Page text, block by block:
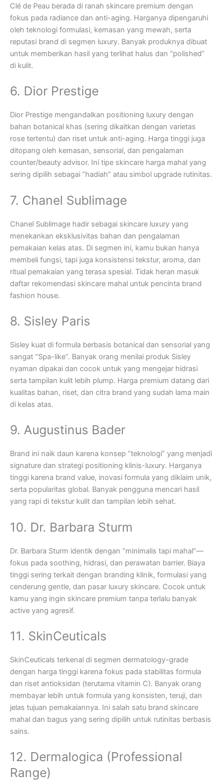
Clé de Peau berada di ranah skincare premium dengan
fokus pada radiance dan anti-aging. Harganya dipengaruhi
oleh teknologi formulasi, kemasan yang mewah, serta
reputasi brand di segmen luxury. Banyak produknya dibuat
untuk memberikan hasil yang terlihat halus dan “polished”
di kulit.
6. Dior Prestige
Dior Prestige mengandalkan positioning luxury dengan
bahan botanical khas (sering dikaitkan dengan varietas
rose tertentu) dan riset untuk anti-aging. Harga tinggi juga
ditopang oleh kemasan, sensorial, dan pengalaman
counter/beauty advisor. Ini tipe skincare harga mahal yang
sering dipilih sebagai “hadiah” atau simbol upgrade rutinitas.
7. Chanel Sublimage
Chanel Sublimage hadir sebagai skincare luxury yang
menekankan eksklusivitas bahan dan pengalaman
pemakaian kelas atas. Di segmen ini, kamu bukan hanya
membeli fungsi, tapi juga konsistensi tekstur, aroma, dan
ritual pemakaian yang terasa spesial. Tidak heran masuk
daftar rekomendasi skincare mahal untuk pencinta brand
fashion house.
8. Sisley Paris
Sisley kuat di formula berbasis botanical dan sensorial yang
sangat “Spa-like”. Banyak orang menilai produk Sisley
nyaman dipakai dan cocok untuk yang mengejar hidrasi
serta tampilan kulit lebih plump. Harga premium datang dari
kualitas bahan, riset, dan citra brand yang sudah lama main
di kelas atas.
9. Augustinus Bader
Brand ini naik daun karena konsep “teknologi” yang menjadi
signature dan strategi positioning klinis-luxury. Harganya
tinggi karena brand value, inovasi formula yang diklaim unik,
serta popularitas global. Banyak pengguna mencari hasil
yang rapi di tekstur kulit dan tampilan lebih sehat.
10. Dr. Barbara Sturm
Dr. Barbara Sturm identik dengan “minimalis tapi mahal”—
fokus pada soothing, hidrasi, dan perawatan barrier. Biaya
tinggi sering terkait dengan branding klinik, formulasi yang
cenderung gentle, dan pasar luxury skincare. Cocok untuk
kamu yang ingin skincare premium tanpa terlalu banyak
active yang agresif.
11. SkinCeuticals
SkinCeuticals terkenal di segmen dermatology-grade
dengan harga tinggi karena fokus pada stabilitas formula
dan riset antioksidan (terutama vitamin C). Banyak orang
membayar lebih untuk formula yang konsisten, teruji, dan
jelas tujuan pemakaiannya. Ini salah satu brand skincare
mahal dan bagus yang sering dipilih untuk rutinitas berbasis
sains.
12. Dermalogica (Professional
Range)